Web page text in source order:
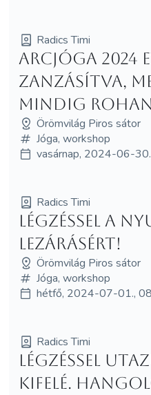
Radics Timi
Arcjóga 2024
zanzásítva,
mindig
Örömvilág Piros sátor
Jóga, workshop
vasárnap, 2024-06-
Radics Timi
Légzéssel a
lezárásért!
Örömvilág Piros sátor
Jóga, workshop
hétfő, 2024-07-01.,
Radics Timi
Légzéssel
kifelé.